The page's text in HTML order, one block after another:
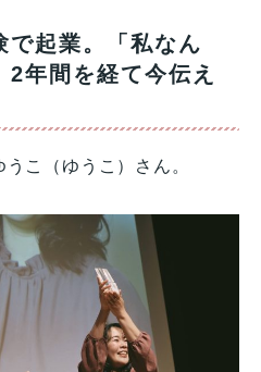
で起業。「私なん
年間を経て今伝え
こ（ゆうこ）さん。